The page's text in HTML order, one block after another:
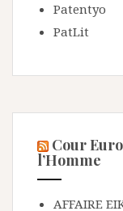
Patentyo
PatLit
Cour
l’Homme
AFFAIRE